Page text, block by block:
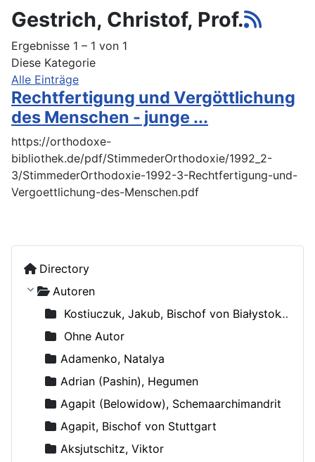
Directory
Autoren
Kostiuczuk, Jakub, Bischof von Białystok und Gdańsk
Ohne Autor
Adamenko, Natalya
Adrian (Pashin), Hegumen
Agapit (Belowidow), Schemaarchimandrit
Agapit, Bischof von Stuttgart
Aksjutschitz, Viktor
Gestrich, Christof, Prof.
Ergebnisse 1 – 1 von 1
Diese Kategorie
Alle Einträge
Rechtfertigung und Vergöttlichung
des Menschen - junge ...
https://orthodoxe-
bibliothek.de/pdf/StimmederOrthodoxie/1992_2-
3/StimmederOrthodoxie-1992-3-Rechtfertigung-und-
Vergoettlichung-des-Menschen.pdf